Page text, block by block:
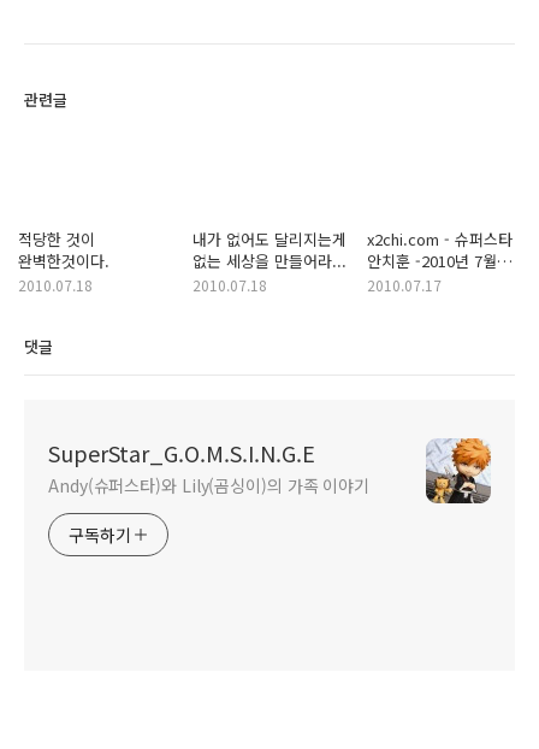
관련글
적당한 것이
완벽한것이다.
2010.07.18
내가 없어도 달리지는게
없는 세상을 만들어라...
2010.07.18
x2chi.com - 슈퍼스타
안치훈 -2010년 7월
16일
2010.07.17
댓글
SuperStar_G.O.M.S.I.N.G.E
Andy(슈퍼스타)와 Lily(곰싱이)의 가족 이야기
구독하기